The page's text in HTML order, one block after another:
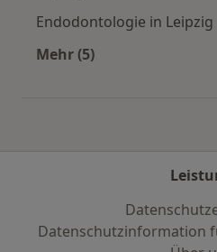
Endodontologie in Leipzig
Mehr (5)
Datenschutzinformation